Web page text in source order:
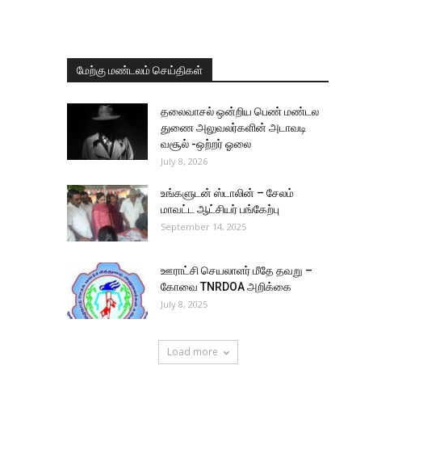
மேற்கு மண்டலம் செய்திகள்
தலைவாசல் ஒன்றிய பெண் மண்டல
துணை அலுவலர்களின் அடாவடி
வசூல் -ஒற்றர் ஓலை
July 8, 2026
உங்களுடன் ஸ்டாலின் – சேலம்
மாவட்ட ஆட்சியர் பங்கேற்பு
September 14, 2025
ஊராட்சி செயலாளர் மீதே தவறு –
கோவை TNRDOA அறிக்கை
July 8, 2025
Load more